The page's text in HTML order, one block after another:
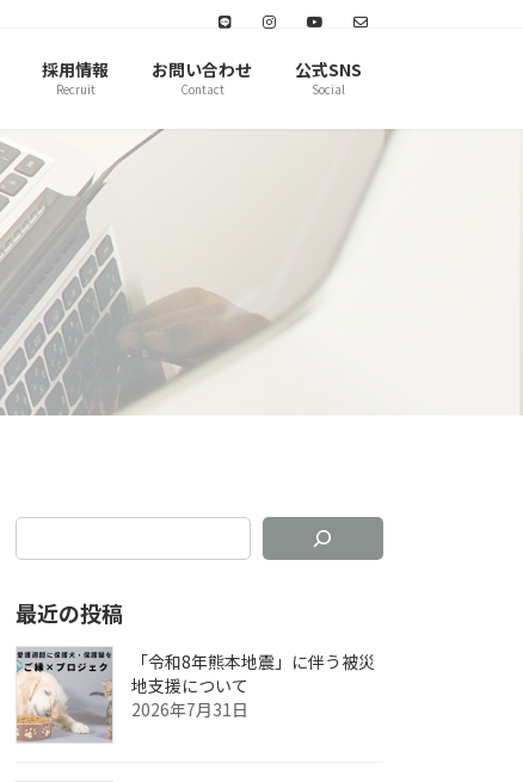
採用情報
Recruit
お問い合わせ
Contact
公式SNS
Social
最近の投稿
「令和8年熊本地震」に伴う被災
地支援について
2026年7月31日